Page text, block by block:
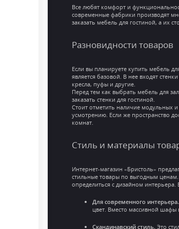
Все любят комфорт и
современные фабрики производят
заказать мебель для гостиной, а их
Разновидности товаров
Если вы планируете купить мебель
является базовой. В нее входят
кресла, пуфы и другие.
Перед тем как выбрать мебель для
заказать стенки для гостиной.
Стоит отметить наличие модульных
усмотрению. Если же пространство
комнат.
Стиль и материалы
Интернет-магазин «Бристоль»
стильные товары по выгодным ценам.
определиться с дизайном
Для современного интерьера.
цвет. Вместо массивной шафы
Скандинавский стиль. Это